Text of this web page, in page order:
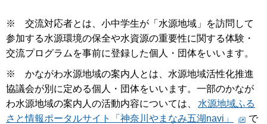
※ 交流対応者とは、小中学生が「水源地域」を訪問して
参加する水源環境の保全や水資源の重要性に関する体験・
交流プログラムを事前に登録した個人・団体をいいます。
※ かながわ水源地域の案内人とは、水源地域活性化推進
協議会が別に定める個人・団体をいいます。一部のかなが
わ水源地域の案内人の活動内容については、
水源地域ふる
さと情報ポータルサイト「神奈川やまなみ五湖navi」
で